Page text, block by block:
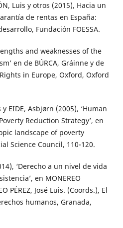
Luis y otros (2015), Hacia un
de rentas en España:
Fundación FOESSA.
and weaknesses of the
en de BÚRCA, Gráinne y de
in Europe, Oxford, Oxford
EIDE, Asbjørn (2005), ‘Human
Reduction Strategy’, en
landscape of poverty
Science Council, 110-120.
‘Derecho a un nivel de vida
en MONEREO
PÉREZ, José Luis. (Coords.), El
humanos, Granada,